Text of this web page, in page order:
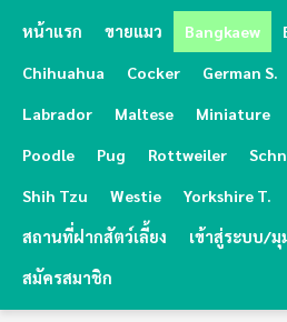
หน้าแรก ขายแมว Bangkaew
Chihuahua Cocker German S.
Labrador Maltese Miniature
Poodle Pug Rottweiler
Shih Tzu Westie Yorkshire T.
สถานที่ฝากสัตว์เลี้ยง เข้าสู่ระบบ/มุ
สมัครสมาชิก